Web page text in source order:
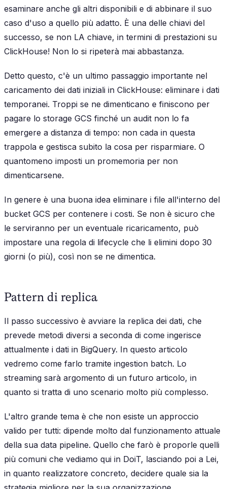
esaminare anche gli altri disponibili e di abbinare il suo
caso d'uso a quello più adatto. È una delle chiavi del
successo, se non LA chiave, in termini di prestazioni su
ClickHouse! Non lo si ripeterà mai abbastanza.
Detto questo, c'è un ultimo passaggio importante nel
caricamento dei dati iniziali in ClickHouse: eliminare i dati
temporanei. Troppi se ne dimenticano e finiscono per
pagare lo storage GCS finché un audit non lo fa
emergere a distanza di tempo: non cada in questa
trappola e gestisca subito la cosa per risparmiare. O
quantomeno imposti un promemoria per non
dimenticarsene.
In genere è una buona idea eliminare i file all'interno del
bucket GCS per contenere i costi. Se non è sicuro che
le serviranno per un eventuale ricaricamento, può
impostare una regola di lifecycle che li elimini dopo 30
giorni (o più), così non se ne dimentica.
Pattern di replica
Il passo successivo è avviare la replica dei dati, che
prevede metodi diversi a seconda di come ingerisce
attualmente i dati in BigQuery. In questo articolo
vedremo come farlo tramite ingestion batch. Lo
streaming sarà argomento di un futuro articolo, in
quanto si tratta di uno scenario molto più complesso.
L'altro grande tema è che non esiste un approccio
valido per tutti: dipende molto dal funzionamento attuale
della sua data pipeline. Quello che farò è proporle quelli
più comuni che vediamo qui in DoiT, lasciando poi a Lei,
in quanto realizzatore concreto, decidere quale sia la